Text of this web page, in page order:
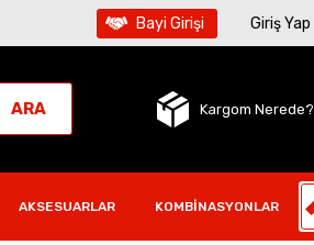
Bayi Girişi Giriş Yap
ARA Kargom Nerede?
AKSESUARLAR KOMBINASYONLAR